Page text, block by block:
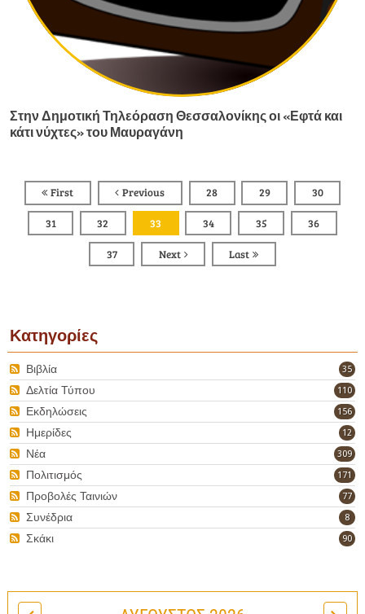
Στην Δημοτική Τηλεόραση Θεσσαλονίκης οι «Εφτά και
κάτι νύχτες» του Μαυραγάνη
First Previous 28 29 30
31 32 33 34 35 36
37 Next Last
Κατηγορίες
35
Βιβλία
110
Δελτία Τύπου
156
Εκδηλώσεις
12
Ημερίδες
309
Νέα
171
Πολιτισμός
77
Προβολές Ταινιών
8
Συνέδρια
90
Σκάκι